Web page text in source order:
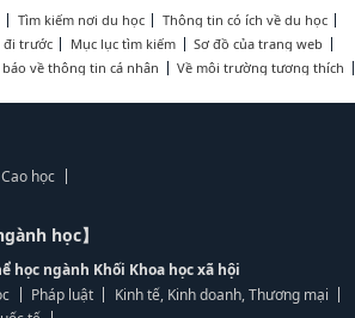
Tìm kiếm nơi du học
Thông tin có ích về du học
đi trước
Mục lục tìm kiếm
Sơ đồ của trang web
về thông tin cá nhân Về môi trường tương thích
học
học】
học ngành Khối Khoa học xã hội
Pháp luật
Kinh tế, Kinh doanh, Thương mại